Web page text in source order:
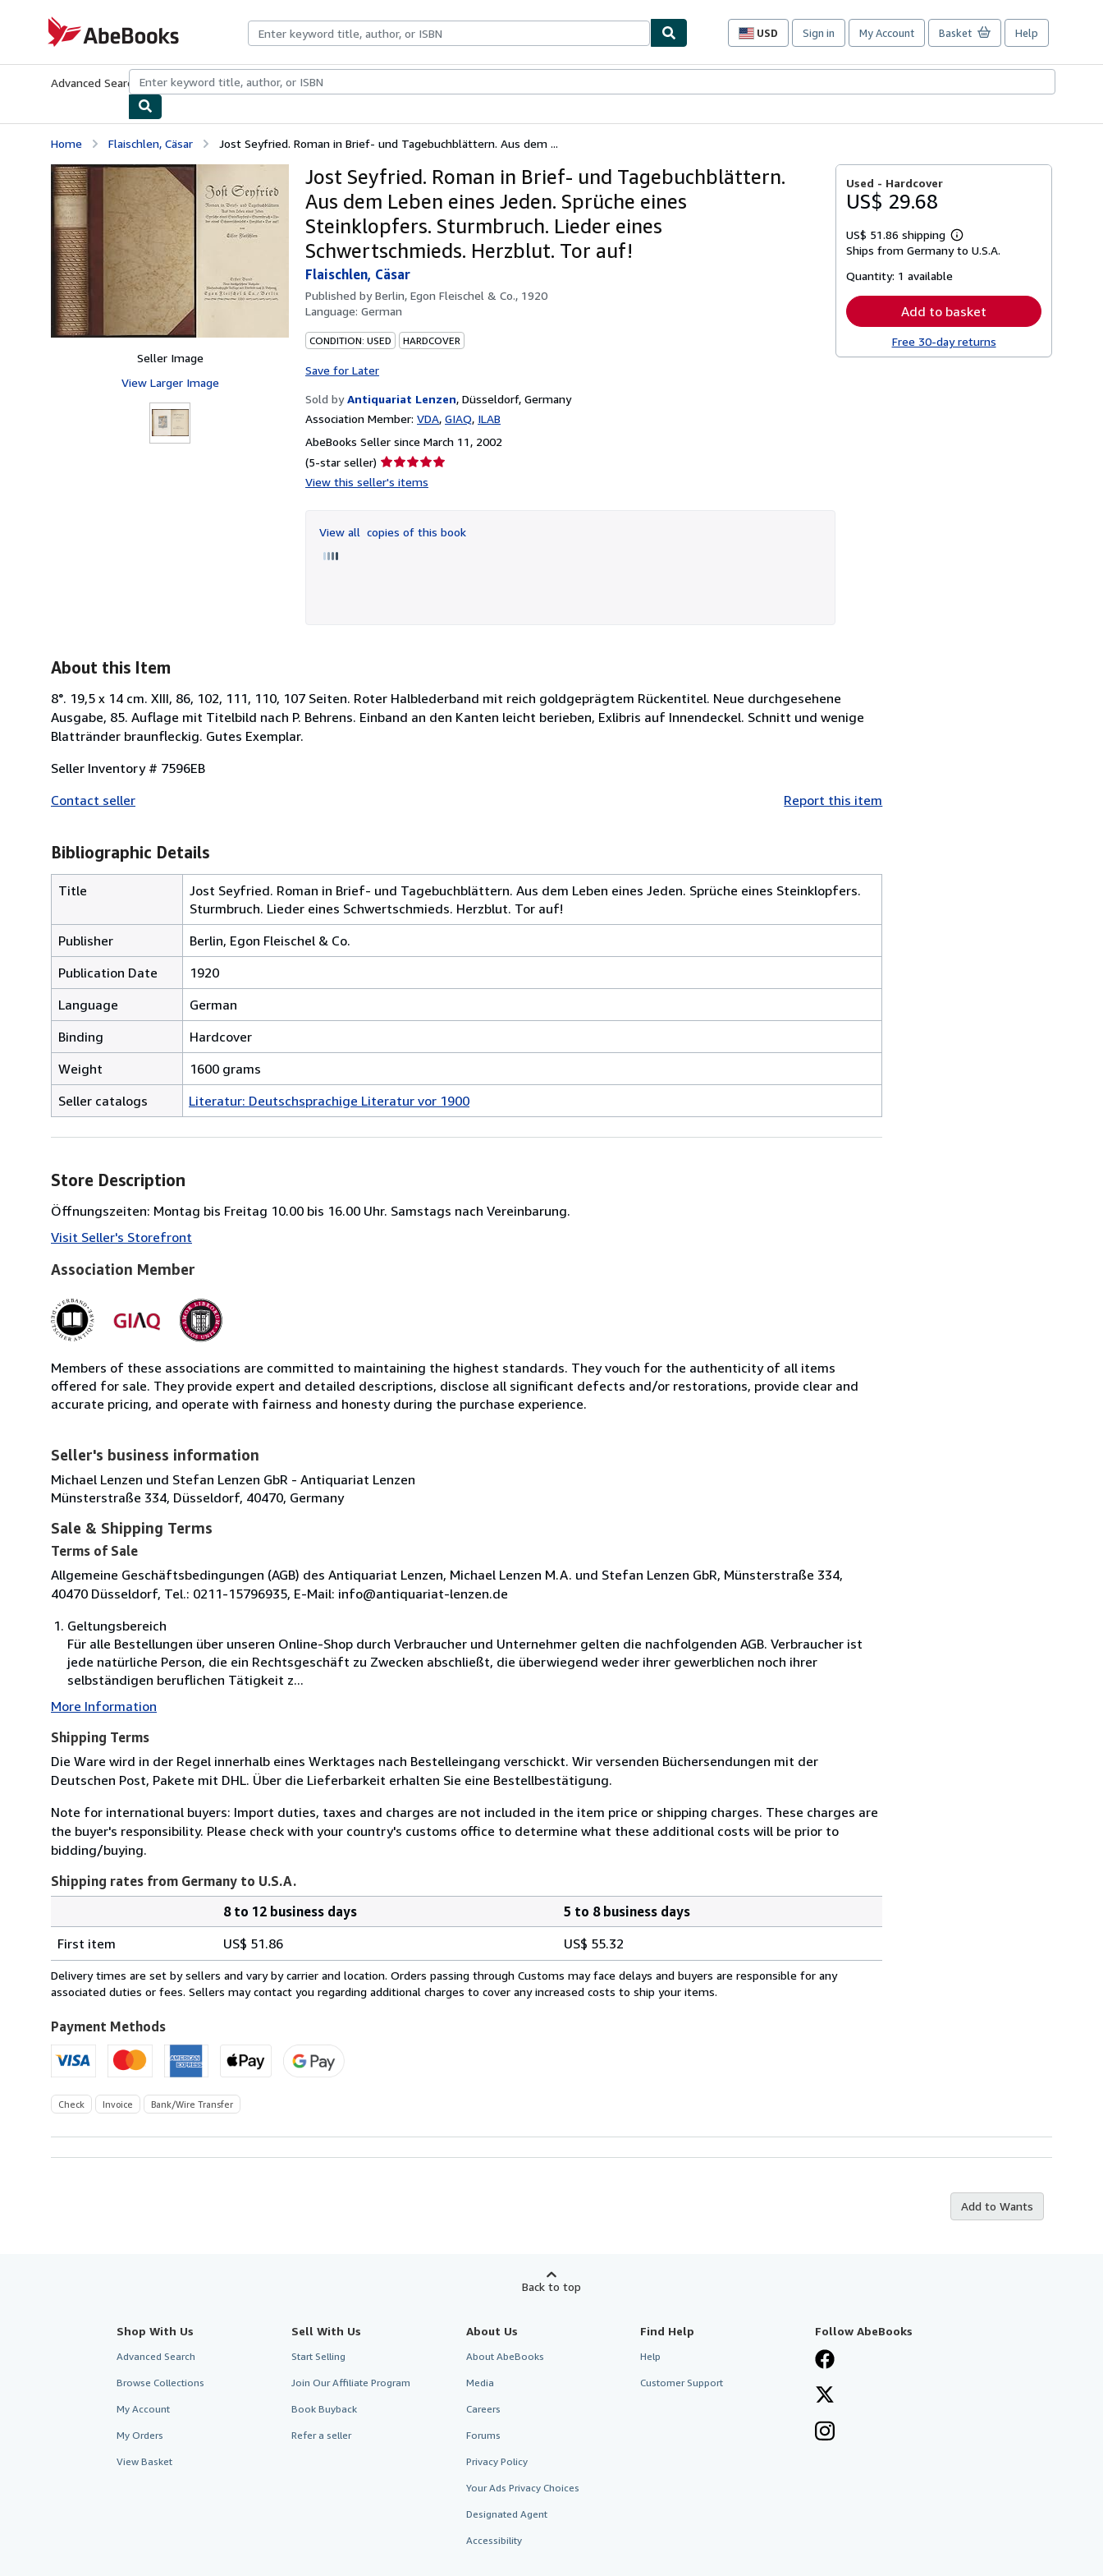
AbeBooks.com
USD
Site
preferences
Sign in My Account Basket Help
Advanced Search Browse CollectionsRare BooksArt & Collectibles
Home Flaischlen, Cäsar Jost Seyfried. Roman in Brief- und Tagebuchblättern. Aus dem ...
Seller Image
View Larger Image
Jost Seyfried. Roman in Brief- und Tagebuchblättern.
Aus dem Leben eines Jeden. Sprüche eines
Steinklopfers. Sturmbruch. Lieder eines
Schwertschmieds. Herzblut. Tor auf!
Flaischlen, Cäsar
Published byBerlin, Egon Fleischel & Co., 1920
Language: German
CONDITION: USED HARDCOVER
Save for Later
Sold by Antiquariat Lenzen, Düsseldorf, Germany
Association Member: VDA GIAQ ILAB
AbeBooks Seller since March 11, 2002
(5-star seller) Seller
rating
of
5
View this seller's items
View all copies of this book
Used - Hardcover
US$ 29.68
US$ 51.86 shipping
Learn
more
Ships from Germany to U.S.A.
Quantity: 1 available
Add to basket
Free 30-day returns
About this Item
8°. 19,5 x 14 cm. XIII, 86, 102, 111, 110, 107 Seiten. Roter Halblederband mit reich goldgeprägtem Rückentitel. Neue durchgesehene
Ausgabe, 85. Auflage mit Titelbild nach P. Behrens. Einband an den Kanten leicht berieben, Exlibris auf Innendeckel. Schnitt und wenige
Blattränder braunfleckig. Gutes Exemplar.
Seller Inventory # 7596EB
Contact seller
Report this item
Bibliographic Details
Title
Jost Seyfried. Roman in Brief- und Tagebuchblättern. Aus dem Leben eines Jeden. Sprüche eines Steinklopfers.
Sturmbruch. Lieder eines Schwertschmieds. Herzblut. Tor auf!
Publisher
Berlin, Egon Fleischel & Co.
Publication Date
1920
Language
German
Binding
Hardcover
Weight
1600 grams
Seller catalogs
Literatur: Deutschsprachige Literatur vor 1900
Store Description
Öffnungszeiten: Montag bis Freitag 10.00 bis 16.00 Uhr. Samstags nach Vereinbarung.
Visit Seller's Storefront
Association Member
Members of these associations are committed to maintaining the highest standards. They vouch for the authenticity of all items
offered for sale. They provide expert and detailed descriptions, disclose all significant defects and/or restorations, provide clear and
accurate pricing, and operate with fairness and honesty during the purchase experience.
Seller's business information
Michael Lenzen und Stefan Lenzen GbR - Antiquariat Lenzen
Münsterstraße 334, Düsseldorf, 40470, Germany
Sale & Shipping Terms
Terms of Sale
Allgemeine Geschäftsbedingungen (AGB) des Antiquariat Lenzen, Michael Lenzen M.A. und Stefan Lenzen GbR, Münsterstraße 334,
40470 Düsseldorf, Tel.: 0211-15796935, E-Mail: info@antiquariat-lenzen.de
Geltungsbereich
Für alle Bestellungen über unseren Online-Shop durch Verbraucher und Unternehmer gelten die nachfolgenden AGB. Verbraucher ist
jede natürliche Person, die ein Rechtsgeschäft zu Zwecken abschließt, die überwiegend weder ihrer gewerblichen noch ihrer
selbständigen beruflichen Tätigkeit z...
More Information
Shipping Terms
Die Ware wird in der Regel innerhalb eines Werktages nach Bestelleingang verschickt. Wir versenden Büchersendungen mit der
Deutschen Post, Pakete mit DHL. Über die Lieferbarkeit erhalten Sie eine Bestellbestätigung.
Note for international buyers: Import duties, taxes and charges are not included in the item price or shipping charges. These charges are
the buyer's responsibility. Please check with your country's customs office to determine what these additional costs will be prior to
bidding/buying.
Shipping rates from Germany to U.S.A.
rates
from
Germany
U.S.A.
8 to 12 business days
5 to 8 business days
First item
US$ 51.86 US$ 55.32
Delivery times are set by sellers and vary by carrier and location. Orders passing through Customs may face delays and buyers are responsible for any
associated duties or fees. Sellers may contact you regarding additional charges to cover any increased costs to ship your items.
Payment Methods
Check Invoice Bank/Wire Transfer
Add to Wants
Back to top
Shop With Us
Advanced Search
Browse Collections
My Account
My Orders
View Basket
Sell With Us
Start Selling
Join Our Affiliate Program
Book Buyback
Refer a seller
About Us
About AbeBooks
Media
Careers
Forums
Privacy Policy
Your Ads Privacy Choices
Designated Agent
Accessibility
Find Help
Help
Customer Support
Follow AbeBooks